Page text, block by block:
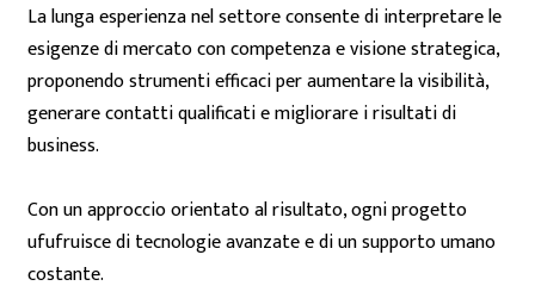
La lunga esperienza nel settore consente di interpretare le
esigenze di mercato con competenza e visione strategica,
proponendo strumenti efficaci per aumentare la visibilità,
generare contatti qualificati e migliorare i risultati di
business.
Con un approccio orientato al risultato, ogni progetto
ufufruisce di tecnologie avanzate e di un supporto umano
costante.